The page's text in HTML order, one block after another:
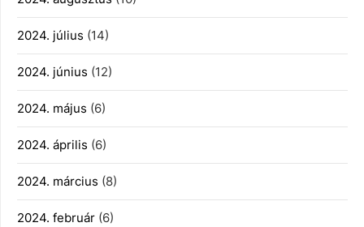
2024. július (14)
2024. június (12)
2024. május (6)
2024. április (6)
2024. március (8)
2024. február (6)